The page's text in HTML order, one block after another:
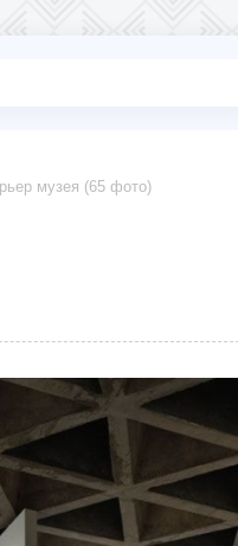
музея (65 фото)